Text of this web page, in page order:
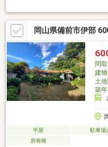
岡山県備前市伊部
間取
建
土
築年
平屋 駐車場
所有権